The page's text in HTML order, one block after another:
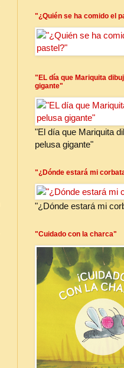
"¿Quién se ha comido el
"EL día que Mariquita
gigante"
"El día que Mariquita
pelusa gigante"
"¿Dónde estará mi
"¿Dónde estará mi
"Cuidado con la charca"